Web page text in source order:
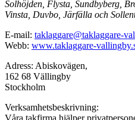
Solhöjden, Flysta, Sundbyberg,
Vinsta, Duvbo, Järfälla och
E-mail: taklaggare@taklaggare-
Webb: www.taklaggare-
Adress: Abiskovägen,
162 68 Vällingby
Stockholm
Verksamhetsbeskrivning: